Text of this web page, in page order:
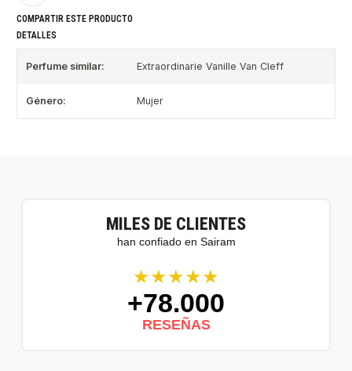
COMPARTIR ESTE PRODUCTO
DETALLES
Perfume similar: Extraordinarie Vanille Van Cleff
Género: Mujer
MILES DE CLIENTES
han confiado en Sairam
★★★★★
+78.000
RESEÑAS